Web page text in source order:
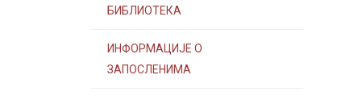
БИБЛИОТЕКА
ИНФОРМАЦИЈЕ О
ЗАПОСЛЕНИМА